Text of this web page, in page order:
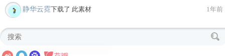
静华云霓下载了 此素材 1年前